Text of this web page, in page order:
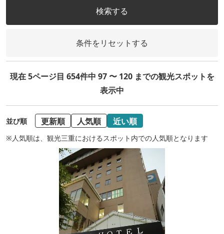
検索する
条件をリセットする
現在 5ページ目 654件中 97 〜 120 までの観光スポットを
表示中
並び順 更新順 人気順 近い順
※人気順は、観光三重におけるスポット内での人気順となります